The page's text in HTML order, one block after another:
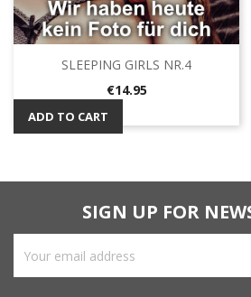
SLEEPING GIRLS NR.4
Price
€14.95
ADD TO CART
SIGN UP FOR